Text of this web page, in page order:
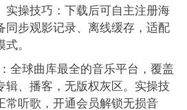
实操技巧：下载后可自主注册海
同步观影记录、离线缓存，适配
。
：全球曲库最全的音乐平台，覆盖
辑、播客，无版权灰区。实操技
常听歌，开通会员解锁无损音